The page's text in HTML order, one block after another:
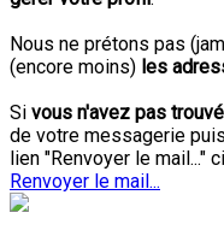
Nous ne prétons pas
(encore moins) les
Si vous n'avez pas
de votre messagerie
lien "Renvoyer le mail..."
Renvoyer le mail...